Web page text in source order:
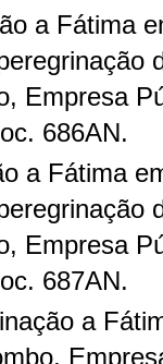
a Fátima
Empresa
686AN.
a Fátima
Empresa
687AN.
a